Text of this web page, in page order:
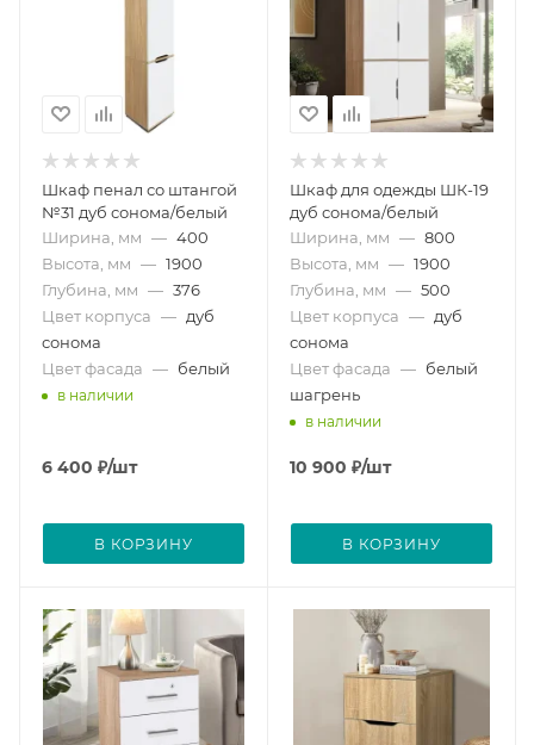
Шкаф пенал со штангой
№31 дуб сонома/белый
Ширина, мм — 400
Высота, мм — 1900
Глубина, мм — 376
Цвет корпуса — дуб
сонома
Цвет фасада — белый
в наличии
6 400 ₽/шт
В КОРЗИНУ
Шкаф для одежды ШК-19
дуб сонома/белый
Ширина, мм — 800
Высота, мм — 1900
Глубина, мм — 500
Цвет корпуса — дуб
сонома
Цвет фасада — белый
шагрень
в наличии
10 900 ₽/шт
В КОРЗИНУ